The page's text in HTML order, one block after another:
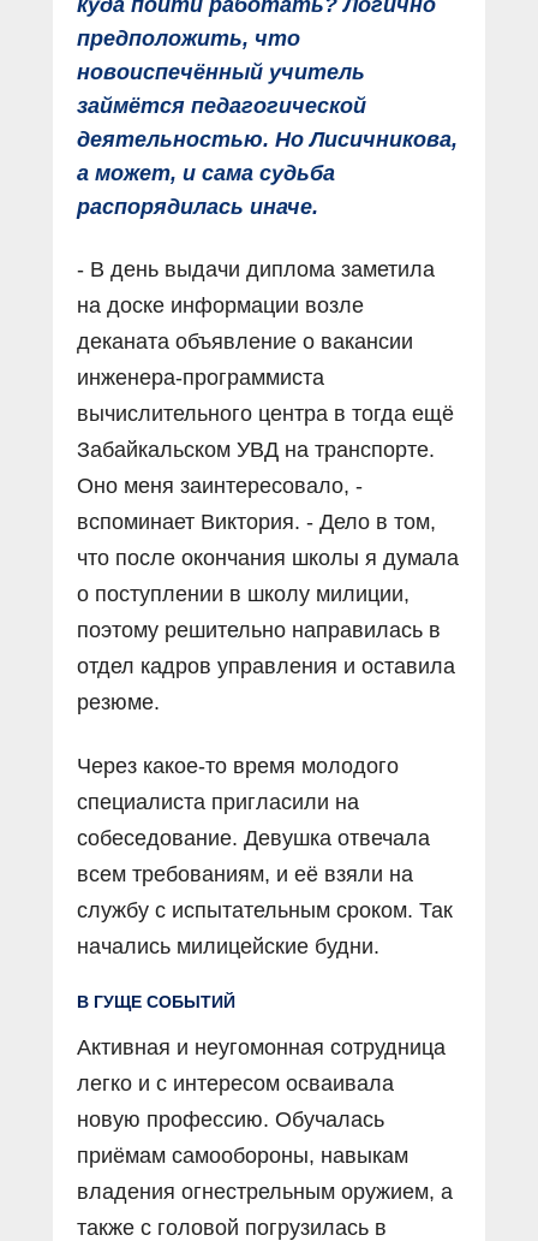
предположить, что
новоиспечённый учитель
займётся педагогической
деятельностью. Но Лисичникова,
а может, и сама судьба
распорядилась иначе.
- В день выдачи диплома заметила
на доске информации возле
деканата объявление о вакансии
инженера-программиста
вычислительного центра в тогда ещё
Забайкальском УВД на транспорте.
Оно меня заинтересовало, -
вспоминает Виктория. - Дело в том,
что после окончания школы я думала
о поступлении в школу милиции,
поэтому решительно направилась в
отдел кадров управления и оставила
резюме.
Через какое-то время молодого
специалиста пригласили на
собеседование. Девушка отвечала
всем требованиям, и её взяли на
службу с испытательным сроком. Так
начались милицейские будни.
В ГУЩЕ СОБЫТИЙ
Активная и неугомонная сотрудница
легко и с интересом осваивала
новую профессию. Обучалась
приёмам самообороны, навыкам
владения огнестрельным оружием, а
также с головой погрузилась в